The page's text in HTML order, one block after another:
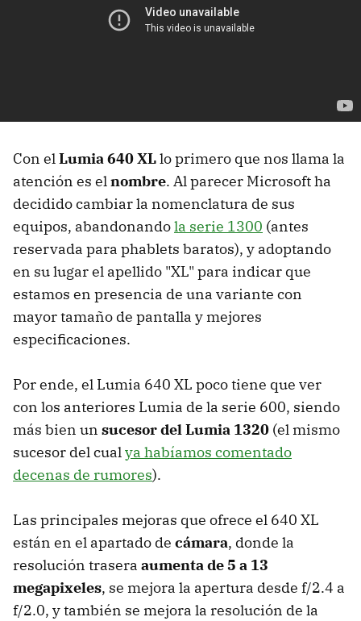
Con elLumia 640 XLlo primero que nos llama la
atención es elnombre. Al parecer Microsoft ha
decidido cambiar la nomenclatura de sus
equipos, abandonandola serie 1300 (antes
reservada para phablets baratos), y adoptando
en su lugar el apellido "XL" para indicar que
estamos en presencia de una variante con
mayor tamaño de pantalla y mejores
especificaciones.
Por ende, el Lumia 640 XL poco tiene que ver
con los anteriores Lumia de la serie 600, siendo
más bien un sucesor del Lumia 1320 (el mismo
sucesor del cualya habíamos comentado
decenas de rumores).
Las principales mejoras que ofrece el 640 XL
están en el apartado de cámara, donde la
resolución trasera aumenta de 5 a 13
megapixeles, se mejora la apertura desde f/2.4 a
f/2.0, y también se mejora la resolución de la